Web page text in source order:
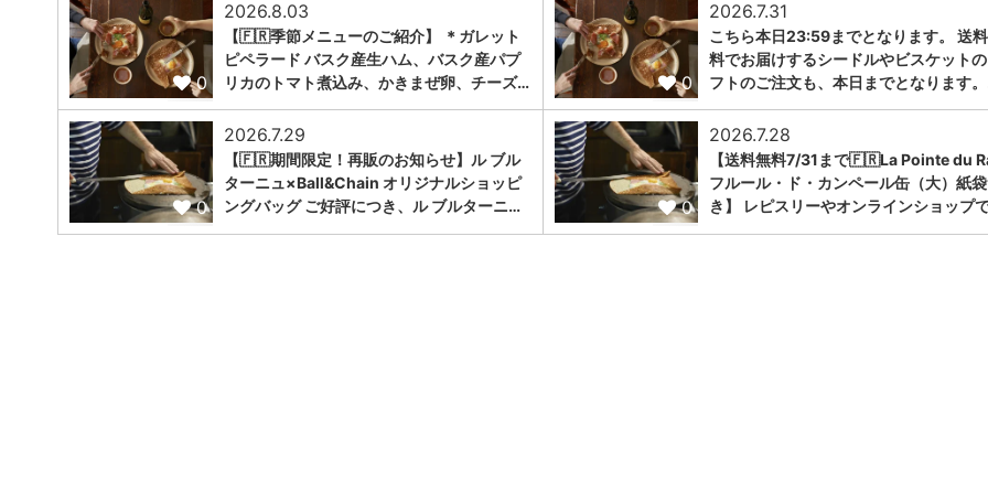
0
2026.8.03
【🇫🇷季節メニューのご紹介】 ＊ガレット
ピペラード バスク産生ハム、バスク産パプ
リカのトマト煮込み、かきまぜ卵、チーズ…
0
2026.7.31
こちら本日23:59までとなります。 送
料でお届けするシードルやビスケット
フトのご注文も、本日までとなります
0
2026.7.29
【🇫🇷期間限定！再販のお知らせ】ル ブル
ターニュ×Ball&Chain オリジナルショッピ
ングバッグ ご好評につき、ル ブルターニ…
0
2026.7.28
【送料無料7/31まで🇫🇷La Pointe du
フルール・ド・カンペール缶（大）紙
き】 レピスリーやオンラインショップ